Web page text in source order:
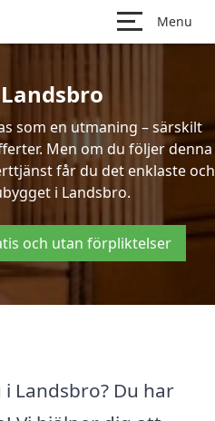
Menu
som en utmaning – särskilt
Men om du följer denna
får du det enklaste och
i Landsbro.
och utan förpliktelser
Landsbro? Du har